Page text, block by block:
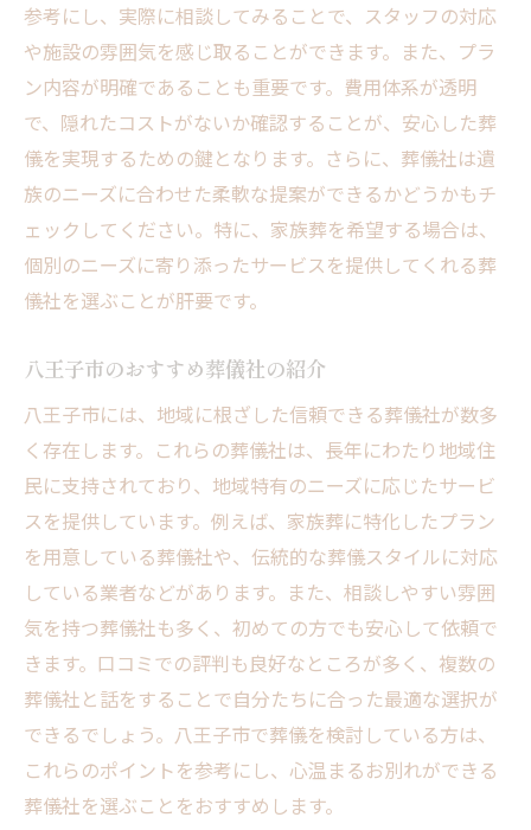
参考にし、実際に相談してみることで、スタッフの対応
や施設の雰囲気を感じ取ることができます。また、プラ
ン内容が明確であることも重要です。費用体系が透明
で、隠れたコストがないか確認することが、安心した葬
儀を実現するための鍵となります。さらに、葬儀社は遺
族のニーズに合わせた柔軟な提案ができるかどうかもチ
ェックしてください。特に、家族葬を希望する場合は、
個別のニーズに寄り添ったサービスを提供してくれる葬
儀社を選ぶことが肝要です。
八王子市のおすすめ葬儀社の紹介
八王子市には、地域に根ざした信頼できる葬儀社が数多
く存在します。これらの葬儀社は、長年にわたり地域住
民に支持されており、地域特有のニーズに応じたサービ
スを提供しています。例えば、家族葬に特化したプラン
を用意している葬儀社や、伝統的な葬儀スタイルに対応
している業者などがあります。また、相談しやすい雰囲
気を持つ葬儀社も多く、初めての方でも安心して依頼で
きます。口コミでの評判も良好なところが多く、複数の
葬儀社と話をすることで自分たちに合った最適な選択が
できるでしょう。八王子市で葬儀を検討している方は、
これらのポイントを参考にし、心温まるお別れができる
葬儀社を選ぶことをおすすめします。